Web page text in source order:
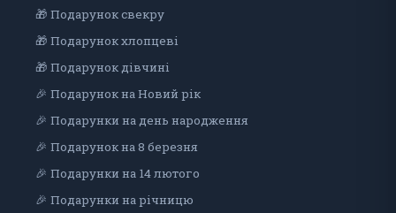
🎁 Подарунок свекру
🎁 Подарунок хлопцеві
🎁 Подарунок дiвчинi
🎉 Подарунок на Новий рік
🎉 Подарунки на день народження
🎉 Подарунок на 8 березня
🎉 Подарунки на 14 лютого
🎉 Подарунки на річницю